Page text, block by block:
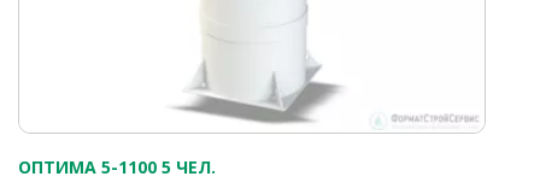
ОПТИМА 5-1100 5 ЧЕЛ.